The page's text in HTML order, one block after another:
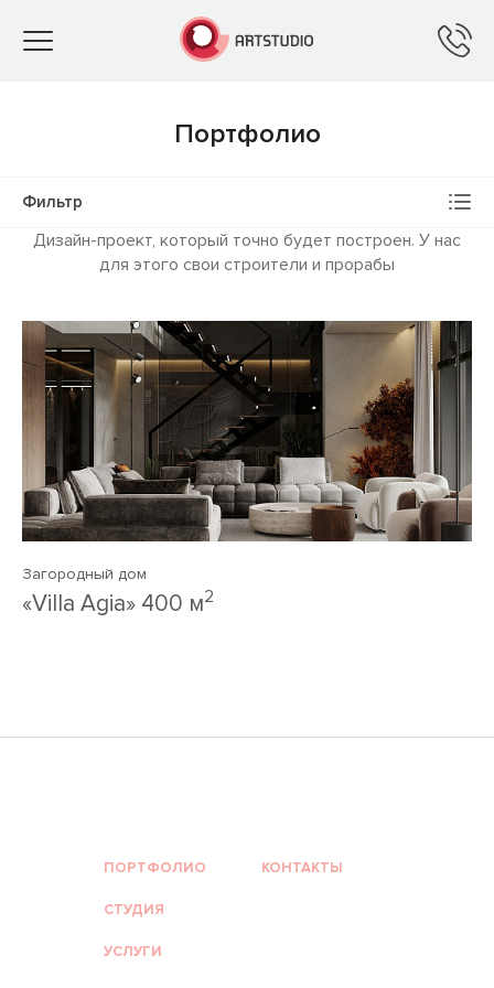
Toggle
Портфолио
Фильтр
Дизайн-проект, который точно будет построен. У нас
для этого свои строители и прорабы
Загородный дом
«Villa Agia» 400 м2
ПОРТФОЛИО
СТУДИЯ
УСЛУГИ
КОНТАКТЫ